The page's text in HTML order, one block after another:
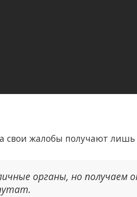
жалобы получают лишь
органы, но получаем